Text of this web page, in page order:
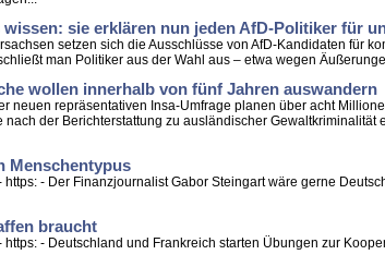
sie erklären nun jeden AfD-Politiker für
setzen sich die Ausschlüsse von AfD-Kandidaten für
man Politiker aus der Wahl aus – etwa wegen
wollen innerhalb von fünf Jahren auswandern
neuen repräsentativen Insa-Umfrage planen über acht
der Berichterstattung zu ausländischer
Menschentypus
- Der Finanzjournalist Gabor Steingart wäre gerne
braucht
- Deutschland und Frankreich starten Übungen zur